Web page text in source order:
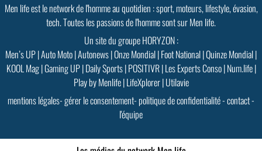
PLUS D'INFOS
Men life est le network de l'homme au quotidien : sport, moteurs, lifestyle, évasion,
tech. Toutes les passions de l'homme sont sur Men life.
Un site du groupe HORYZON :
Men’s UP|Auto Moto|Autonews|Onze Mondial|Foot National|Quinze Mondial|
KOOL Mag|Gaming UP|Daily Sports|POSITIVR|Les Experts Conso|Num.life|
Play by Menlife|LifeXplorer|Utilavie
mentions légales-gérer le consentement-politique de confidentialité-contact-
l'équipe